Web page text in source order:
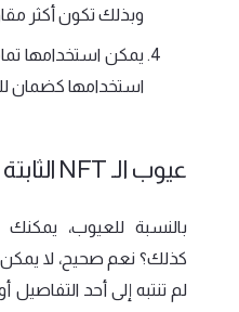
وبذلك تكون أكثر
يمكن استخدامها
استخدامها كضمان
عيوب الـ NFT الثابتة
بالنسبة للعيوب،
كذلك؟ نعم صحيح، لا
لم تنتبه إلى أحد